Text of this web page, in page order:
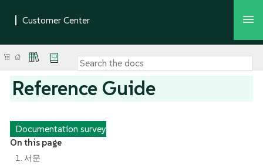
Reference Guide
Documentation survey
On this page
1. 서문